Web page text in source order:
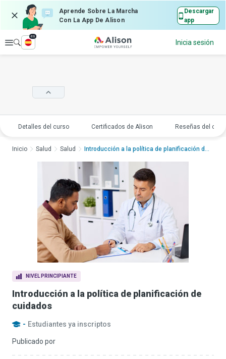
Aprende Sobre La Marcha
Con La App De Alison
Descargar
app
Explorar
es
Inicia sesión
Detalles del curso Certificados de Alison Reseñas del
NIVEL PRINCIPIANTE
Introducción a la política de planificación de
cuidados
- Estudiantes ya inscriptos
Publicado por
Inicio Salud Salud Introducción a la política de planificación de cuidados...